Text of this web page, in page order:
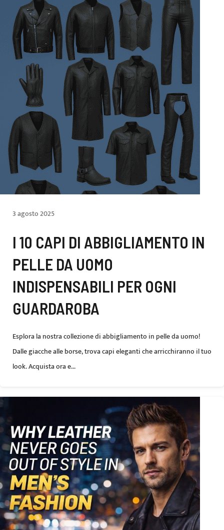
3 agosto 2025
I 10 CAPI DI ABBIGLIAMENTO IN
PELLE DA UOMO
INDISPENSABILI PER OGNI
GUARDAROBA
Esplora la nostra collezione di abbigliamento in pelle da uomo!
Dalle giacche alle borse, trova capi eleganti che arricchiranno il tuo
look. Acquista ora e...